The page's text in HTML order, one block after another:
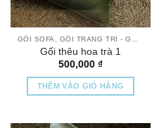
Gối thêu hoa trà 1
500,000 ₫
THÊM VÀO GIỎ HÀNG